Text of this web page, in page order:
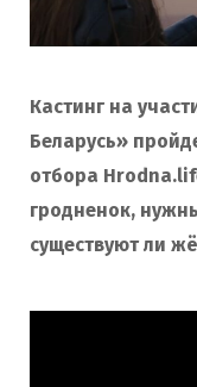
Кастинг на
Беларусь»
отбора
гродненок,
существуют ли